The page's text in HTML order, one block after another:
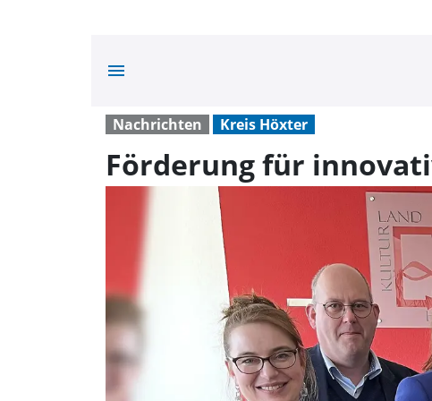
menu
Nachrichten Kreis Höxter
Förderung für